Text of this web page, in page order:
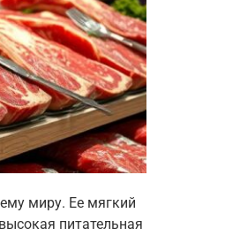
миру. Ее мягкий
питательная